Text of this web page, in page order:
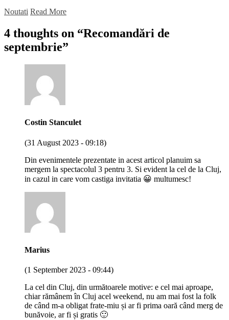
Noutati Read More
4 thoughts on “Recomandări de
septembrie”
Costin Stanculet
(31 August 2023 - 09:18)
Din evenimentele prezentate in acest articol planuim sa
mergem la spectacolul 3 pentru 3. Si evident la cel de la Cluj,
in cazul in care vom castiga invitatia 😀 multumesc!
Marius
(1 September 2023 - 09:44)
La cel din Cluj, din următoarele motive: e cel mai aproape,
chiar rămânem în Cluj acel weekend, nu am mai fost la folk
de când m-a obligat frate-miu și ar fi prima oară când merg de
bunăvoie, ar fi și gratis 🙂